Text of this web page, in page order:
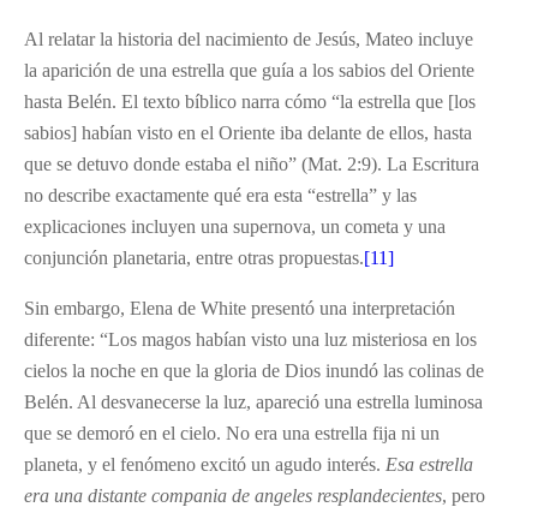
Al relatar la historia del nacimiento de Jesús, Mateo incluye
la aparición de una estrella que guía a los sabios del Oriente
hasta Belén. El texto bíblico narra cómo “la estrella que [los
sabios] habían visto en el Oriente iba delante de ellos, hasta
que se detuvo donde estaba el niño” (Mat. 2:9). La Escritura
no describe exactamente qué era esta “estrella” y las
explicaciones incluyen una supernova, un cometa y una
conjunción planetaria, entre otras propuestas.[11]
Sin embargo, Elena de White presentó una interpretación
diferente: “Los magos habían visto una luz misteriosa en los
cielos la noche en que la gloria de Dios inundó las colinas de
Belén. Al desvanecerse la luz, apareció una estrella luminosa
que se demoró en el cielo. No era una estrella fija ni un
planeta, y el fenómeno excitó un agudo interés. Esa estrella
era una distante compania de angeles resplandecientes, pero